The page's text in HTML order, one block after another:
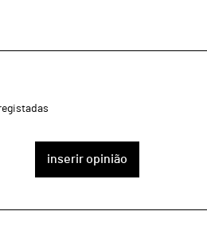
inserir opinião